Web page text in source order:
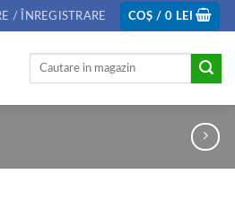
/ ÎNREGISTRARE COȘ /0 LEI
Caută